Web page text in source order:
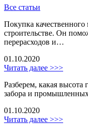
Все статьи
Покупка
строительстве. Он
перерасходов и…
01.10.2020
Читать далее >>>
Разберем, какая высота
забора и
01.10.2020
Читать далее >>>